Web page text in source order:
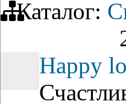
Каталог:
Happy